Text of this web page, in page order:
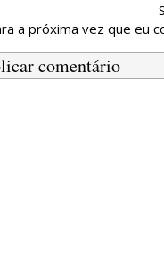
a próxima vez que eu